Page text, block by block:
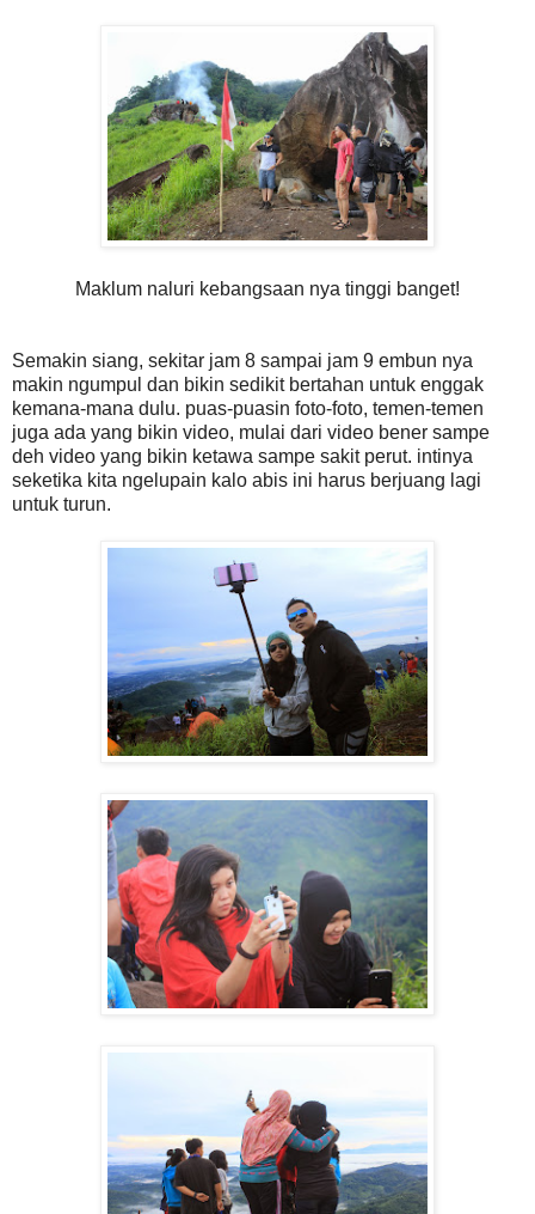
Maklum naluri kebangsaan nya tinggi banget!
Semakin siang, sekitar jam 8 sampai jam 9 embun nya
makin ngumpul dan bikin sedikit bertahan untuk enggak
kemana-mana dulu. puas-puasin foto-foto, temen-temen
juga ada yang bikin video, mulai dari video bener sampe
deh video yang bikin ketawa sampe sakit perut. intinya
seketika kita ngelupain kalo abis ini harus berjuang lagi
untuk turun.